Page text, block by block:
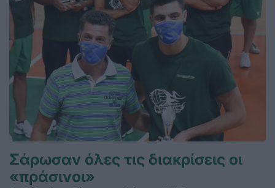
Σάρωσαν όλες τις διακρίσεις οι
«πράσινοι»